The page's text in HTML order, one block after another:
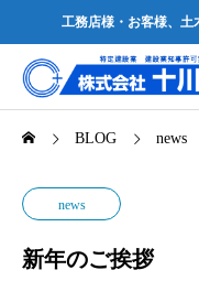
工務店様・お客様、土
BLOG news
news
新年のご挨拶